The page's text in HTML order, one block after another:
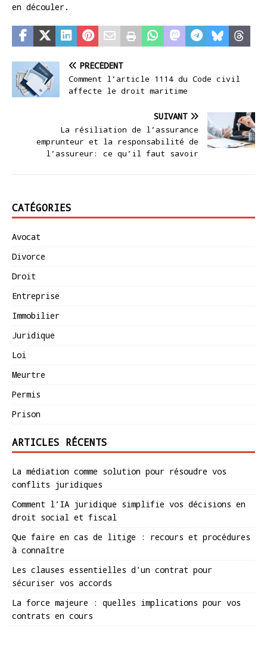
en découler.
PRÉCÉDENT
Comment l’article 1114 du Code civil
affecte le droit maritime
SUIVANT
La résiliation de l’assurance
emprunteur et la responsabilité de
l’assureur: ce qu’il faut savoir
CATÉGORIES
Avocat
Divorce
Droit
Entreprise
Immobilier
Juridique
Loi
Meurtre
Permis
Prison
ARTICLES RÉCENTS
La médiation comme solution pour résoudre vos
conflits juridiques
Comment l’IA juridique simplifie vos décisions en
droit social et fiscal
Que faire en cas de litige : recours et procédures
à connaître
Les clauses essentielles d’un contrat pour
sécuriser vos accords
La force majeure : quelles implications pour vos
contrats en cours